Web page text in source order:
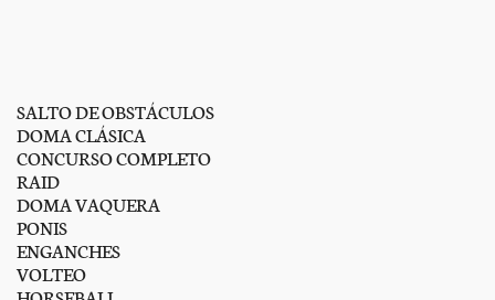
SALTO DE OBSTÁCULOS
DOMA CLÁSICA
CONCURSO COMPLETO
RAID
DOMA VAQUERA
PONIS
ENGANCHES
VOLTEO